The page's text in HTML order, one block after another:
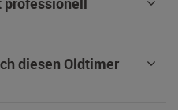
diesen Oldtimer